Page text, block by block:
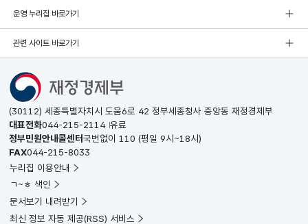
운영 누리집 바로가기
관련 사이트 바로가기
(30112) 세종특별자치시 도움6로 42 정부세종청사 중앙동 재정경제부
대표전화044-215-2114 유료
정부민원안내콜센터국번없이 110 (평일 9시~18시)
FAX044-215-8033
누리집 이용안내
ㄱ~ㅎ 색인
문서보기 내려받기
최신 정보 자동 제공(RSS) 서비스